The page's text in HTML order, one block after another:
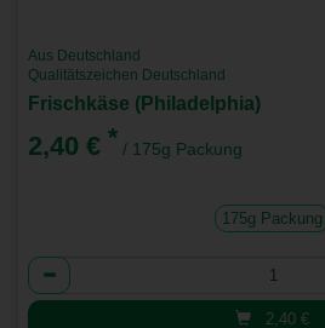
Aus Deutschland
Qualitätszeichen Deutschland
Frischkäse (Philadelphia)
2,40 € * / 175g Packung
175g Packung
Anzahl
2,40 €